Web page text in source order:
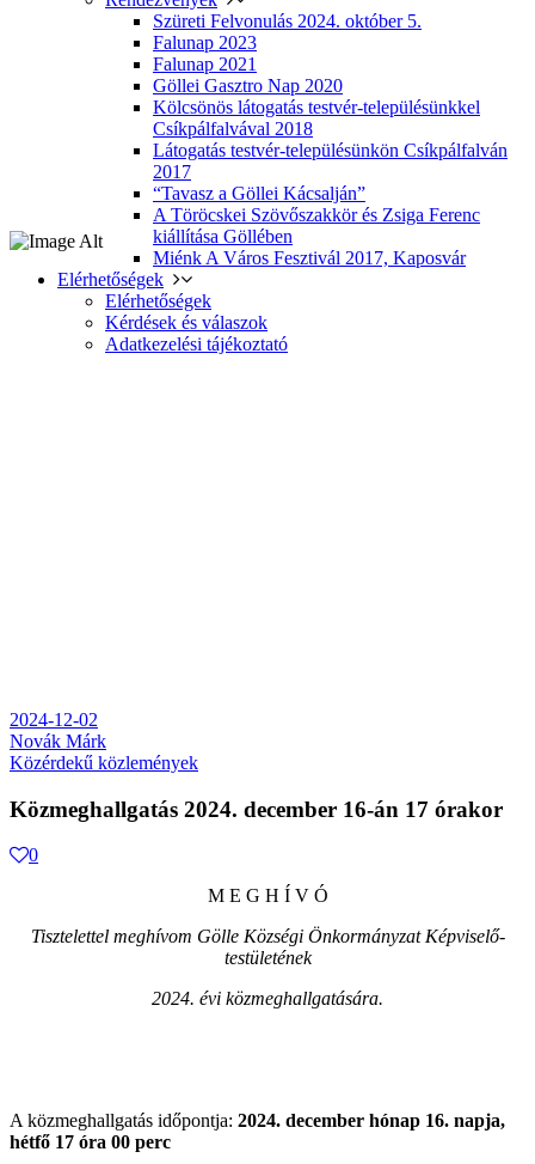
Szüreti Felvonulás 2024. október 5.
Falunap 2023
Falunap 2021
Göllei Gasztro Nap 2020
Kölcsönös látogatás testvér-településünkkel
Csíkpálfalvával 2018
Látogatás testvér-településünkön Csíkpálfalván
2017
“Tavasz a Göllei Kácsalján”
A Töröcskei Szövőszakkör és Zsiga Ferenc
kiállítása Göllében
Miénk A Város Fesztivál 2017, Kaposvár
Elérhetőségek
Elérhetőségek
Kérdések és válaszok
Adatkezelési tájékoztató
2024-12-02
Novák Márk
Közérdekű közlemények
Közmeghallgatás 2024. december 16-án 17 órakor
0
M E G H Í V Ó
Tisztelettel meghívom Gölle Községi Önkormányzat Képviselő-
testületének
2024. évi közmeghallgatására.
A közmeghallgatás időpontja: 2024. december hónap 16. napja,
hétfő 17 óra 00 perc